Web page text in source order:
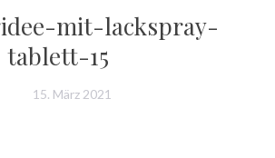
mit-lackspray-
tablett-15
15. März 2021